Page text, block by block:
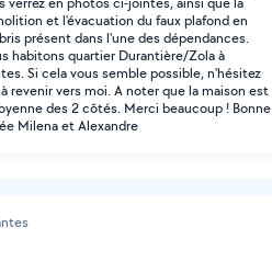
et l'évacuation du faux plafond en
présent dans l'une des dépendances.
habitons quartier Durantière/Zola à
Si cela vous semble possible, n'hésitez
revenir vers moi. A noter que la maison est
des 2 côtés. Merci beaucoup ! Bonne
Milena et Alexandre